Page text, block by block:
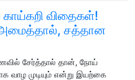
காய்கறி விதைகள்!
சத்தான
சேர்த்தால் தான், நோய்
வாழ முடியும் என்று இயற்கை